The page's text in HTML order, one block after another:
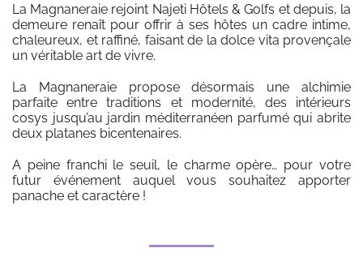
La Magnaneraie rejoint Najeti Hôtels & Golfs et depuis, la
demeure renaît pour offrir à ses hôtes un cadre intime,
chaleureux, et raffiné, faisant de la dolce vita provençale
un véritable art de vivre.
La Magnaneraie propose désormais une alchimie
parfaite entre traditions et modernité, des intérieurs
cosys jusqu’au jardin méditerranéen parfumé qui abrite
deux platanes bicentenaires.
A peine franchi le seuil, le charme opère… pour votre
futur événement auquel vous souhaitez apporter
panache et caractère !